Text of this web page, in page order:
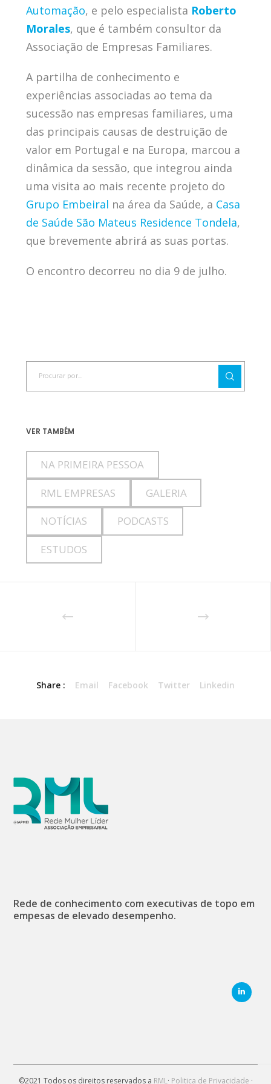
Automação, e pelo especialista Roberto
Morales, que é também consultor da
Associação de Empresas Familiares.
A partilha de conhecimento e
experiências associadas ao tema da
sucessão nas empresas familiares, uma
das principais causas de destruição de
valor em Portugal e na Europa, marcou a
dinâmica da sessão, que integrou ainda
uma visita ao mais recente projeto do
Grupo Embeiral na área da Saúde, a Casa
de Saúde São Mateus Residence Tondela,
que brevemente abrirá as suas portas.
O encontro decorreu no dia 9 de julho.
VER TAMBÉM
NA PRIMEIRA PESSOA
RML EMPRESAS GALERIA
NOTÍCIAS PODCASTS
ESTUDOS
Share : Email Facebook Twitter Linkedin
Rede de conhecimento com executivas de topo em
empesas de elevado desempenho.
©2021 Todos os direitos reservados a RML· Politica de Privacidade ·